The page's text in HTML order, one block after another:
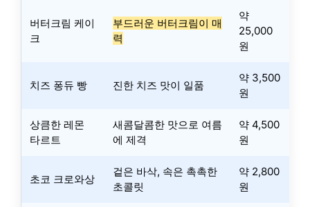
버터크림 케이
크
부드러운 버터크림이 매
력
약
25,000
원
치즈 퐁듀 빵 진한 치즈 맛이 일품
약 3,500
원
상큼한 레몬
타르트
새콤달콤한 맛으로 여름
에 제격
약 4,500
원
초코 크로와상
겉은 바삭, 속은 촉촉한
초콜릿
약 2,800
원